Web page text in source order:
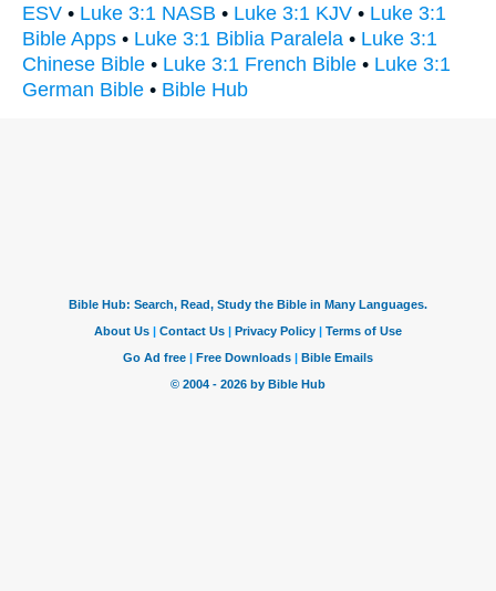
ESV • Luke 3:1 NASB • Luke 3:1 KJV • Luke 3:1
Bible Apps • Luke 3:1 Biblia Paralela • Luke 3:1
Chinese Bible • Luke 3:1 French Bible • Luke 3:1
German Bible • Bible Hub